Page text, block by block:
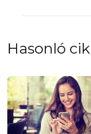
Hasonló